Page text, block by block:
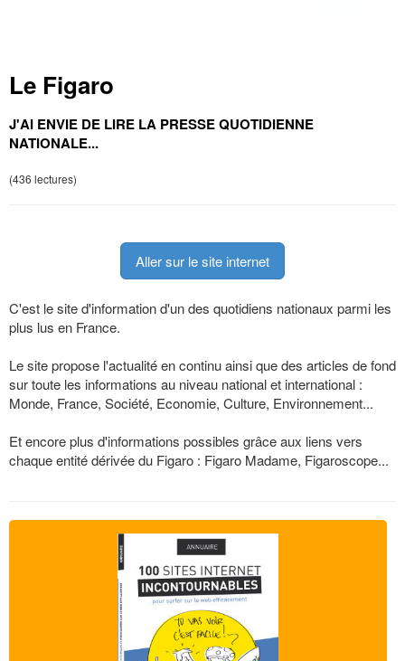
Le Figaro
J'AI ENVIE DE LIRE LA PRESSE QUOTIDIENNE
NATIONALE...
(436 lectures)
Aller sur le site internet
C'est le site d'information d'un des quotidiens nationaux parmi les
plus lus en France.
Le site propose l'actualité en continu ainsi que des articles de fond
sur toute les informations au niveau national et international :
Monde, France, Société, Economie, Culture, Environnement...
Et encore plus d'informations possibles grâce aux liens vers
chaque entité dérivée du Figaro : Figaro Madame, Figaroscope...